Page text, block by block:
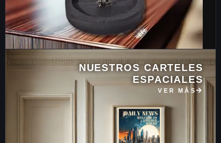
NUESTROS CARTELES
ESPACIALES
VER MÁS